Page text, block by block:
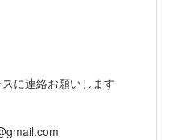
に連絡お願いします